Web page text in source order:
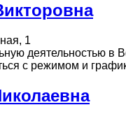
1
деятельностью в
с режимом и